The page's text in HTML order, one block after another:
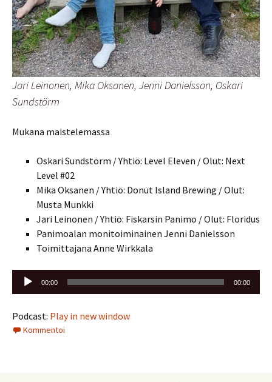
Jari Leinonen, Mika Oksanen, Jenni Danielsson, Oskari
Sundstörm
Mukana maistelemassa
Oskari Sundstörm / Yhtiö: Level Eleven / Olut: Next
Level #02
Mika Oksanen / Yhtiö: Donut Island Brewing / Olut:
Musta Munkki
Jari Leinonen / Yhtiö: Fiskarsin Panimo / Olut: Floridus
Panimoalan monitoiminainen Jenni Danielsson
Toimittajana Anne Wirkkala
Äänitoistin
00:00 00:00
Podcast: Play in new window
Kommentoi